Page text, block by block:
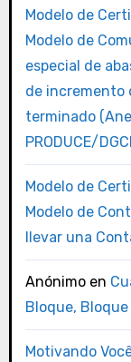
Modelo de
Modelo de
especial de
de incremento
terminado
PRODUCE/
Modelo de
Modelo de
llevar una
Anónimoen
Bloque,
Motivando